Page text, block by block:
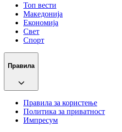
Топ вести
Македонија
Економија
Свет
Спорт
Правила
Правила за користење
Политика за приватност
Импресум